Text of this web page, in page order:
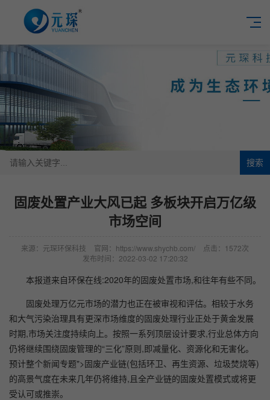
搜索
固废处置产业大风已起 多板块开启万亿级
市场空间
来源：元琛环保科技 官网：https://www.shychb.com/
点击：1572次
发布时间：2022-03-02 17:20:32
本报道来自环保在线:2020年的固废处置市场,和往年有些不同。
固废处理万亿元市场的潜力也正在被审视和评估。相较于水务
和大气污染治理具有更深市场维度的固废处理行业正处于黄金发展
时期,市场关注度持续向上。按照一系列顶层设计要求,行业总体方向
仍将继续围绕固废管理的“三化”原则,即减量化、资源化和无害化。
预计整个新闻专题">固废产业链(包括环卫、再生资源、垃圾焚烧等)
的高景气度在未来几年仍将维持,且全产业链的固废处置模式或将更
受认可或推崇。